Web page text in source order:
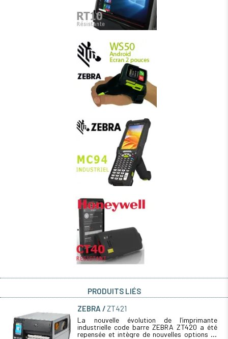
PRODUITS LIÉS
ZEBRA ZT421
La nouvelle évolution de l'imprimante
industrielle code barre ZEBRA ZT420 a été
repensée et intègre de nouvelles options et